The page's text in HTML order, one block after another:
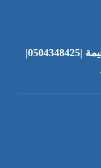
شركة تنظيف كنب في راس الخيمة |0504348425|